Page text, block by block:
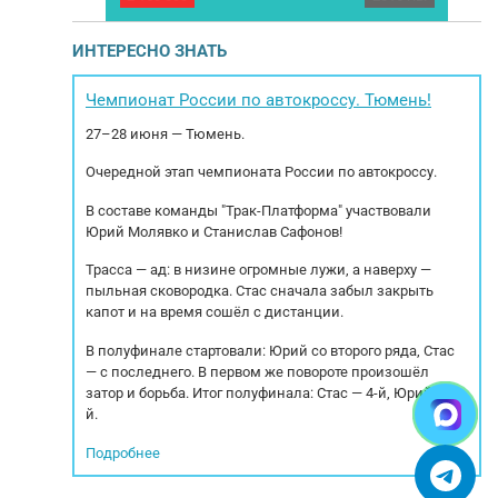
ящик.
интегральная РММ: 35 000 кг. МБН: 6 334 кг.
Грузоподъемность: 28 666 кг. Габариты
внутренние: Длинна: 13.6м. Ширина: 2.55м.
ИНТЕРЕСНО ЗНАТЬ
Чемпионат России по автокроссу. Тюмень!
27–28 июня — Тюмень.
Очередной этап чемпионата России по автокроссу.
В составе команды "Трак-Платформа" участвовали
Юрий Молявко и Станислав Сафонов!
Трасса — ад: в низине огромные лужи, а наверху —
пыльная сковородка. Стас сначала забыл закрыть
капот и на время сошёл с дистанции.
В полуфинале стартовали: Юрий со второго ряда, Стас
— с последнего. В первом же повороте произошёл
затор и борьба. Итог полуфинала: Стас — 4-й, Юрий — 5-
й.
Подробнее